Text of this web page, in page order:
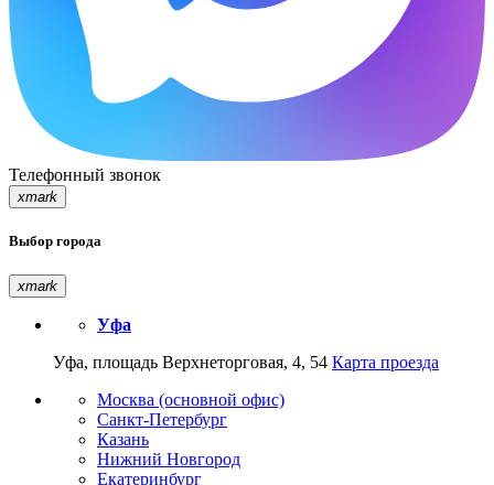
Телефонный звонок
xmark
Выбор города
xmark
Уфа
Уфа, площадь Верхнеторговая, 4, 54 Карта проезда
Москва (основной офис)
Санкт-Петербург
Казань
Нижний Новгород
Екатеринбург